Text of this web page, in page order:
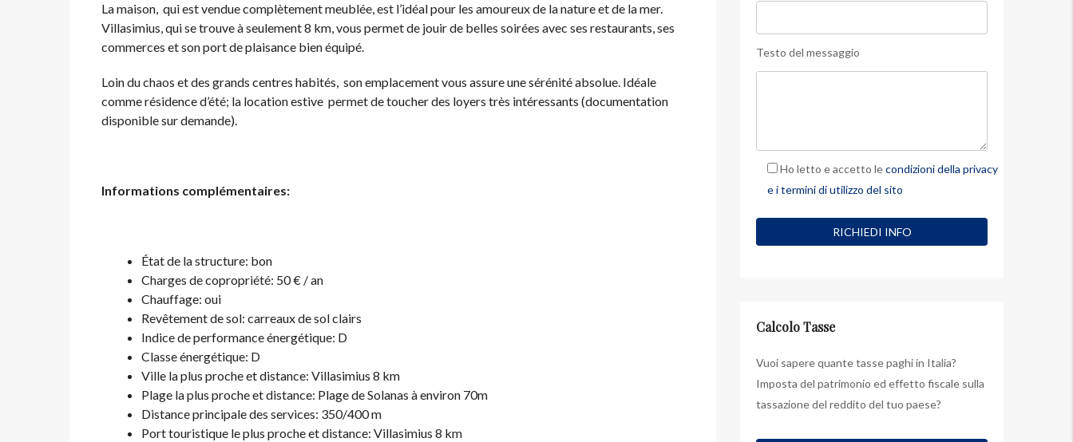
La maison, qui est vendue complètement meublée, est l’idéal pour les amoureux de la nature et de la mer.
Villasimius, qui se trouve à seulement 8 km, vous permet de jouir de belles soirées avec ses restaurants, ses
commerces et son port de plaisance bien équipé.
Loin du chaos et des grands centres habités, son emplacement vous assure une sérénité absolue. Idéale
comme résidence d’été; la location estive permet de toucher des loyers très intéressants (documentation
disponible sur demande).
Informations complémentaires:
État de la structure: bon
Charges de copropriété: 50 € / an
Chauffage: oui
Revêtement de sol: carreaux de sol clairs
Indice de performance énergétique: D
Classe énergétique: D
Ville la plus proche et distance: Villasimius 8 km
Plage la plus proche et distance: Plage de Solanas à environ 70m
Distance principale des services: 350/400 m
Port touristique le plus proche et distance: Villasimius 8 km
Testo del messaggio
Ho letto e accetto lecondizioni della privacy
e i termini di utilizzo del sito
Calcolo Tasse
Vuoi sapere quante tasse paghi in Italia?
Imposta del patrimonio ed effetto fiscale sulla
tassazione del reddito del tuo paese?